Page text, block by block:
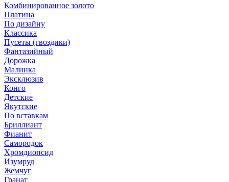
Комбинированное золото
Платина
По дизайну
Классика
Пусеты (гвоздики)
Фантазийный
Дорожка
Малинка
Эксклюзив
Конго
Детские
Якутские
По вставкам
Бриллиант
Фианит
Самородок
Хромдиопсид
Изумруд
Жемчуг
Гранат